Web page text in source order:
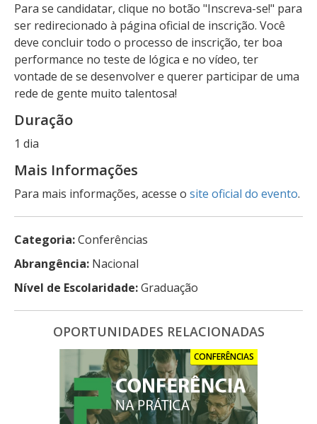
Para se candidatar, clique no botão "Inscreva-se!" para
ser redirecionado à página oficial de inscrição. Você
deve concluir todo o processo de inscrição, ter boa
performance no teste de lógica e no vídeo, ter
vontade de se desenvolver e querer participar de uma
rede de gente muito talentosa!
Duração
1 dia
Mais Informações
Para mais informações, acesse o site oficial do evento.
Categoria:Conferências
Abrangência: Nacional
Nível de Escolaridade:Graduação
OPORTUNIDADES RELACIONADAS
CONFERÊNCIAS